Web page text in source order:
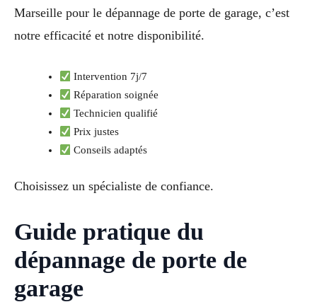
Marseille pour le dépannage de porte de garage, c’est
notre efficacité et notre disponibilité.
Intervention 7j/7
Réparation soignée
Technicien qualifié
Prix justes
Conseils adaptés
Choisissez un spécialiste de confiance.
Guide pratique du
dépannage de porte de
garage